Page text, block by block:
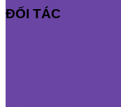
ĐỐI TÁC